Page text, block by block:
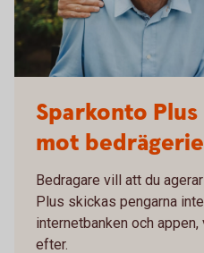
Sparkonto
mot
Bedragare vill att du
Plus skickas pengarna
internetbanken och
efter.